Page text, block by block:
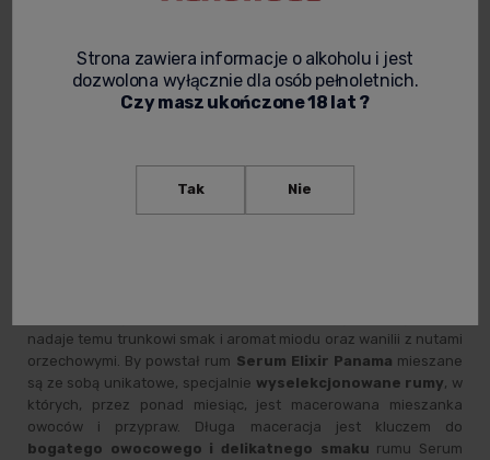
Zachwycają się nim koneserzy i znawcy rumów na całym świecie.
Produkt jest niesamowicie dopracowany począwszy od
pysznego wnętrza kończąc na pięknym i eleganckim
tego dzieła była firma Kratochvilovci pochodząca z Czech.Rum
Serum Elixir Panama jest mieszanką najwyższej klasy rumów
nadaje temu trunkowi smak i aromat miodu oraz wanilii z nutami
orzechowymi. By powstał rum Serum Elixir Panama mieszane
są ze sobą unikatowe, specjalnie wyselekcjonowane rumy, w
których, przez ponad miesiąc, jest macerowana mieszanka
owoców i przypraw. Długa maceracja jest kluczem do
bogatego owocowego i delikatnego smaku rumu Serum
Strona zawiera informacje o alkoholu i jest
dozwolona wyłącznie dla osób pełnoletnich.
Czy masz ukończone 18 lat ?
Tak Nie